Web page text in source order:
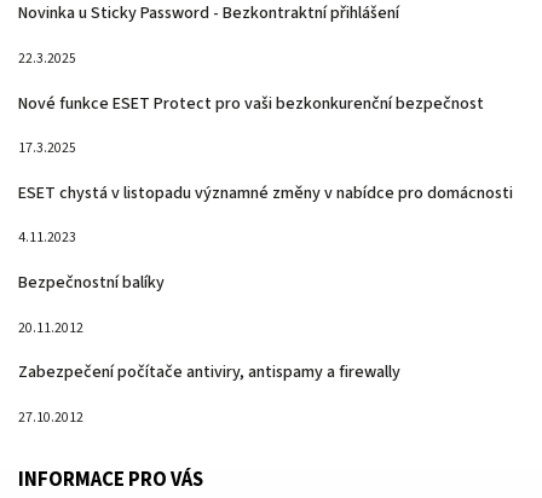
Novinka u Sticky Password - Bezkontraktní přihlášení
22.3.2025
Nové funkce ESET Protect pro vaši bezkonkurenční bezpečnost
17.3.2025
ESET chystá v listopadu významné změny v nabídce pro domácnosti
4.11.2023
Bezpečnostní balíky
20.11.2012
Zabezpečení počítače antiviry, antispamy a firewally
27.10.2012
INFORMACE PRO VÁS